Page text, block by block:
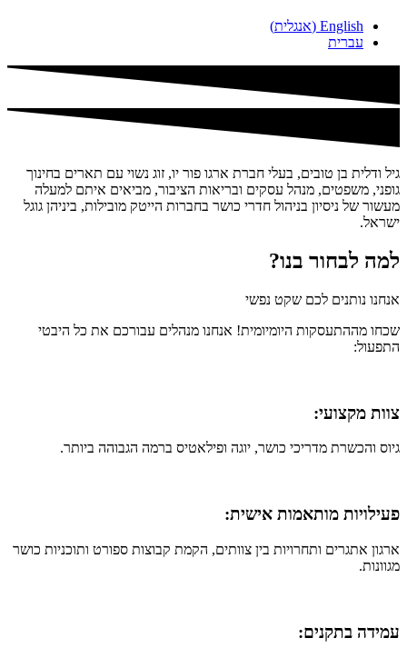
English
(אנגלית)
עברית
גיל ודלית בן טובים, בעלי חברת ארגו פור יו, זוג נשוי עם תארים בחינוך
גופני, משפטים, מנהל עסקים ובריאות הציבור, מביאים איתם למעלה
מעשור של ניסיון בניהול חדרי כושר בחברות הייטק מובילות, ביניהן גוגל
ישראל.
למה לבחור בנו?
אנחנו נותנים לכם שקט נפשי
שכחו מההתעסקות היומיומית! אנחנו מנהלים עבורכם את כל היבטי
התפעול:
צוות מקצועי:
גיוס והכשרת מדריכי כושר, יוגה ופילאטיס ברמה הגבוהה ביותר.
פעילויות מותאמות אישית:
ארגון אתגרים ותחרויות בין צוותים, הקמת קבוצות ספורט ותוכניות כושר
מגוונות.
עמידה בתקנים: